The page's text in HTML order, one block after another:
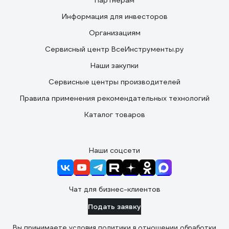
Информация для инвесторов
Организациям
Сервисный центр ВсеИнструменты.ру
Наши закупки
Сервисные центры производителей
Правила применения рекомендательных технологий
Каталог товаров
Наши соцсети
Чат для бизнес-клиентов
Подать заявку